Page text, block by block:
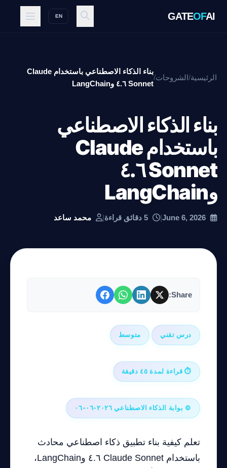
GATEOFAI
EN
الرئيسية/الشروحات/
بناء الذكاء الاصطناعي باستخدام Claude
Sonnet ٤.٦ وLangChain
بناء الذكاء الاصطناعي
باستخدام Claude
Sonnet ٤.٦
وLangChain
|
| محمد ساعد
Share:
درس تقني متوسط
⏱ قراءة لمدة ٤٥ دقيقة
© بوابة الذكاء الاصطناعي ٢٠٢٦-٠٦-٠٦
تعلم كيفية بناء تطبيق ذكاء اصطناعي محادث
باستخدام Claude Sonnet ٤.٦ وLangChain،